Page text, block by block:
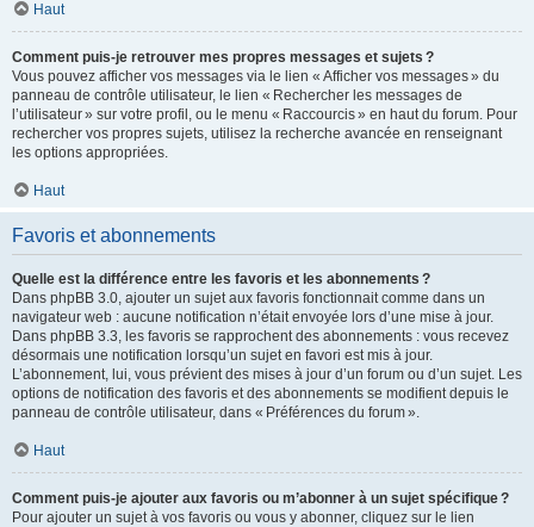
Haut
Comment puis-je retrouver mes propres messages et sujets ?
Vous pouvez afficher vos messages via le lien « Afficher vos messages » du
panneau de contrôle utilisateur, le lien « Rechercher les messages de
l’utilisateur » sur votre profil, ou le menu « Raccourcis » en haut du forum. Pour
rechercher vos propres sujets, utilisez la recherche avancée en renseignant
les options appropriées.
Haut
Favoris et abonnements
Quelle est la différence entre les favoris et les abonnements ?
Dans phpBB 3.0, ajouter un sujet aux favoris fonctionnait comme dans un
navigateur web : aucune notification n’était envoyée lors d’une mise à jour.
Dans phpBB 3.3, les favoris se rapprochent des abonnements : vous recevez
désormais une notification lorsqu’un sujet en favori est mis à jour.
L’abonnement, lui, vous prévient des mises à jour d’un forum ou d’un sujet. Les
options de notification des favoris et des abonnements se modifient depuis le
panneau de contrôle utilisateur, dans « Préférences du forum ».
Haut
Comment puis-je ajouter aux favoris ou m’abonner à un sujet spécifique ?
Pour ajouter un sujet à vos favoris ou vous y abonner, cliquez sur le lien